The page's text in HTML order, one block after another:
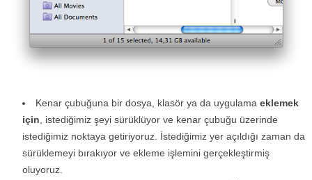
Kenar çubuğuna bir dosya, klasör ya da uygulama eklemek
için , istediğimiz şeyi sürüklüyor ve kenar çubuğu üzerinde
istediğimiz noktaya getiriyoruz. İstediğimiz yer açıldığı zaman da
sürüklemeyi bırakıyor ve ekleme işlemini gerçekleştirmiş
oluyoruz.